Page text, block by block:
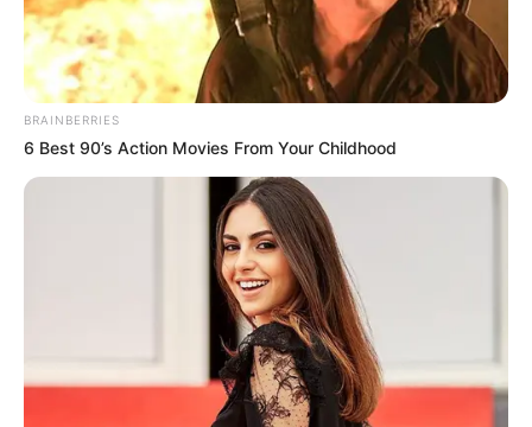
6.11.2025, 08:02
1
11
BRAINBERRIES
6 Best 90’s Action Movies From Your Childhood